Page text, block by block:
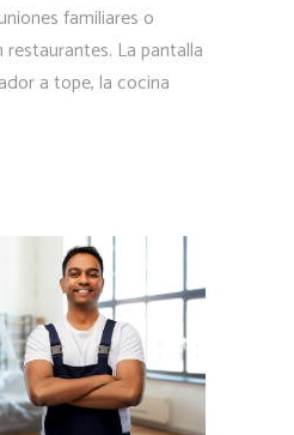
familiares o
La pantalla
a tope, la cocina